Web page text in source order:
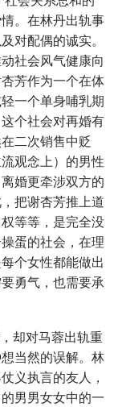
。在林丹出轨事
对配偶的诚实。
社会风气健康向
芳作为一个在体
一个单身哺乳期
个社会对再婚有
二次销售中贬
观念上）的男性
婚更牵涉双方的
把谢杏芳推上道
等等，是完全没
蛋的社会，在理
个女性都能做出
勇气，也需要承
却对马蓉出轨重
当然的误解。林
义执言的友人，
男男女女中的一